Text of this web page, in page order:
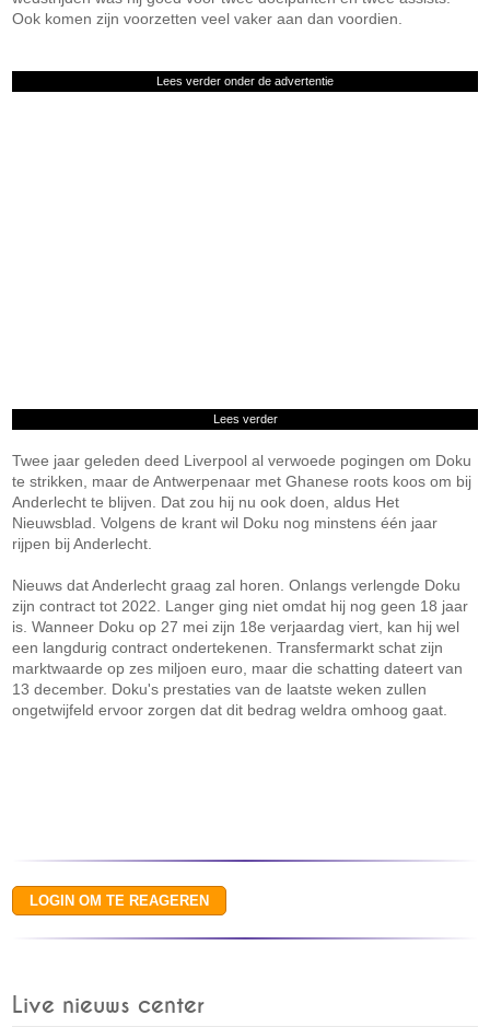
Ook komen zijn voorzetten veel vaker aan dan voordien.
Lees verder onder de advertentie
Lees verder
Twee jaar geleden deed Liverpool al verwoede pogingen om Doku
te strikken, maar de Antwerpenaar met Ghanese roots koos om bij
Anderlecht te blijven. Dat zou hij nu ook doen, aldus Het
Nieuwsblad. Volgens de krant wil Doku nog minstens één jaar
rijpen bij Anderlecht.
Nieuws dat Anderlecht graag zal horen. Onlangs verlengde Doku
zijn contract tot 2022. Langer ging niet omdat hij nog geen 18 jaar
is. Wanneer Doku op 27 mei zijn 18e verjaardag viert, kan hij wel
een langdurig contract ondertekenen. Transfermarkt schat zijn
marktwaarde op zes miljoen euro, maar die schatting dateert van
13 december. Doku's prestaties van de laatste weken zullen
ongetwijfeld ervoor zorgen dat dit bedrag weldra omhoog gaat.
Live nieuws center